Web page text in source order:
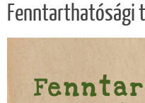
Fenntarthatósági